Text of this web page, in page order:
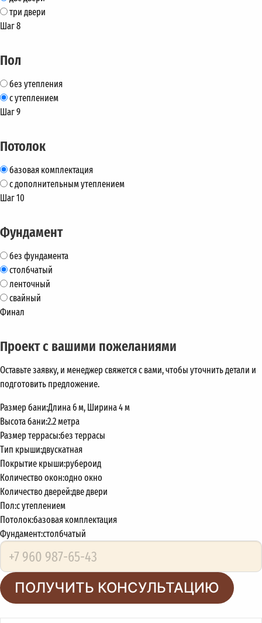
три двери
Шаг 8
Пол
без утепления
с утеплением
Шаг 9
Потолок
базовая комплектация
с дополнительным утеплением
Шаг 10
Фундамент
без фундамента
столбчатый
ленточный
свайный
Финал
Проект с вашими пожеланиями
Оставьте заявку, и менеджер свяжется с вами, чтобы уточнить детали и
подготовить предложение.
Размер бани:Длина 6 м, Ширина 4 м
Высота бани:2.2 метра
Размер террасы:без террасы
Тип крыши:двускатная
Покрытие крыши:рубероид
Количество окон:одно окно
Количество дверей:две двери
Пол:с утеплением
Потолок:базовая комплектация
Фундамент:столбчатый
ПОЛУЧИТЬ КОНСУЛЬТАЦИЮ